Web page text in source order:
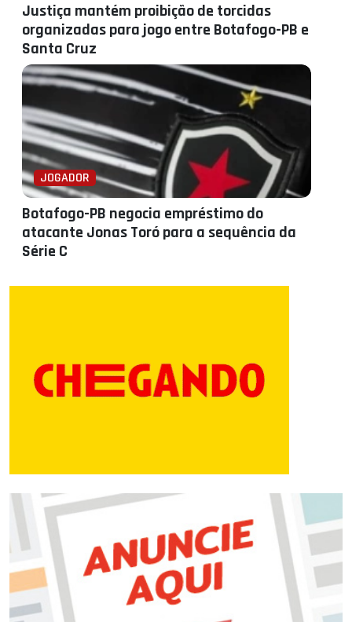
Justiça mantém proibição de torcidas
organizadas para jogo entre Botafogo-PB e
Santa Cruz
JOGADOR
Botafogo-PB negocia empréstimo do
atacante Jonas Toró para a sequência da
Série C